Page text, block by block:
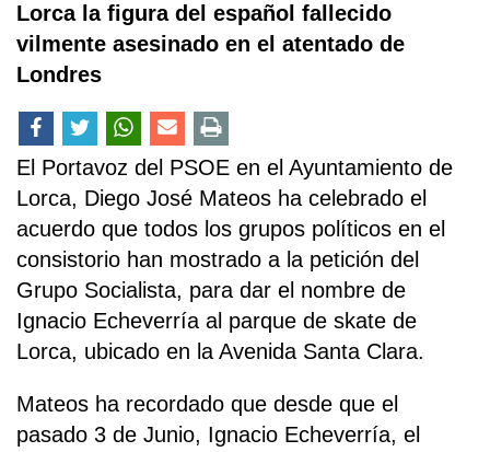
Lorca la figura del español fallecido
vilmente asesinado en el atentado de
Londres
El Portavoz del PSOE en el Ayuntamiento de
Lorca, Diego José Mateos ha celebrado el
acuerdo que todos los grupos políticos en el
consistorio han mostrado a la petición del
Grupo Socialista, para dar el nombre de
Ignacio Echeverría al parque de skate de
Lorca, ubicado en la Avenida Santa Clara.
Mateos ha recordado que desde que el
pasado 3 de Junio, Ignacio Echeverría, el